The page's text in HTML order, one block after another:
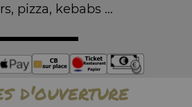
pizza, kebabs ...
d'ouverture